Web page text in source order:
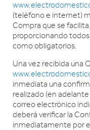
(teléfono e internet)
Compra que se
proporcionando
como obligatorios.
Una vez recibida una
inmediata una
realizado (en
correo electrónico
deberá verificar la
inmediatamente por